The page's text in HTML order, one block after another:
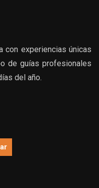
con experiencias únicas
de guías profesionales
del año.